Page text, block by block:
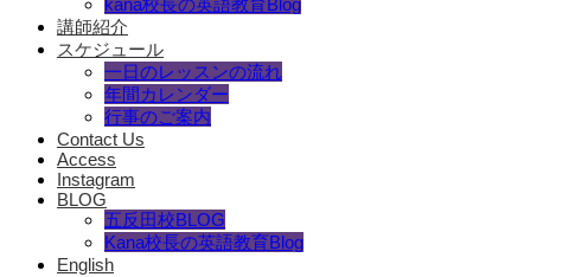
kana校長の英語教育Blog
講師紹介
スケジュール
一日のレッスンの流れ
年間カレンダー
行事のご案内
Contact Us
Access
Instagram
BLOG
五反田校BLOG
Kana校長の英語教育Blog
English